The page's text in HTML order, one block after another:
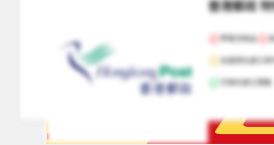
香港郵政
帶電池物品
支援預先建立
可預先建立標籤